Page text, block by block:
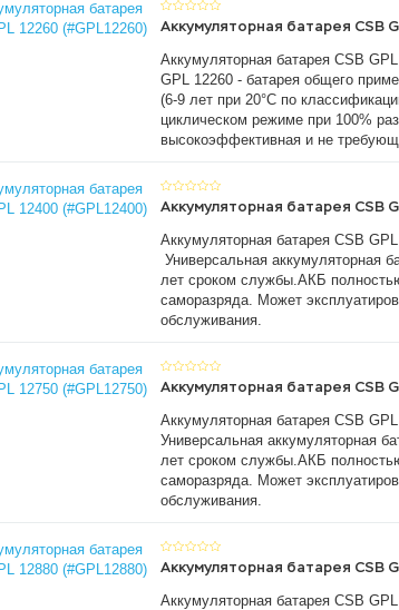
Аккумуляторная батарея CSB
Аккумуляторная батарея CSB
GPL 12260 - батарея общего
(6-9 лет при 20°С по
циклическом режиме при 100%
высокоэффективная и не
Аккумуляторная батарея CSB
Аккумуляторная батарея CSB
Универсальная аккумуляторная
лет сроком службы.АКБ
саморазряда. Может
обслуживания.
Аккумуляторная батарея CSB
Аккумуляторная батарея CSB
Универсальная аккумуляторная
лет сроком службы.АКБ
саморазряда. Может
обслуживания.
Аккумуляторная батарея CSB
Аккумуляторная батарея CSB